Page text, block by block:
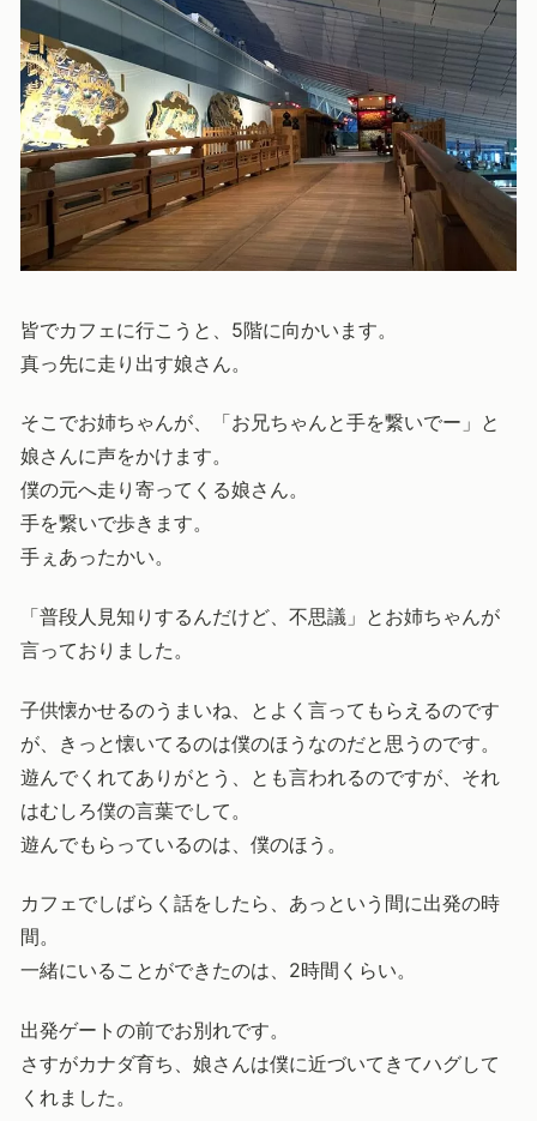
皆でカフェに行こうと、5階に向かいます。
真っ先に走り出す娘さん。
そこでお姉ちゃんが、「お兄ちゃんと手を繋いでー」と
娘さんに声をかけます。
僕の元へ走り寄ってくる娘さん。
手を繋いで歩きます。
手ぇあったかい。
「普段人見知りするんだけど、不思議」とお姉ちゃんが
言っておりました。
子供懐かせるのうまいね、とよく言ってもらえるのです
が、きっと懐いてるのは僕のほうなのだと思うのです。
遊んでくれてありがとう、とも言われるのですが、それ
はむしろ僕の言葉でして。
遊んでもらっているのは、僕のほう。
カフェでしばらく話をしたら、あっという間に出発の時
間。
一緒にいることができたのは、2時間くらい。
出発ゲートの前でお別れです。
さすがカナダ育ち、娘さんは僕に近づいてきてハグして
くれました。